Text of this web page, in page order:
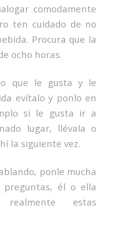
comodamente
ten cuidado de no
Procura que la
ocho horas.
que le gusta y le
evítalo y ponlo en
si le gusta ir a
lugar, llévala o
la siguiente vez.
ponle mucha
preguntas, él o ella
estas